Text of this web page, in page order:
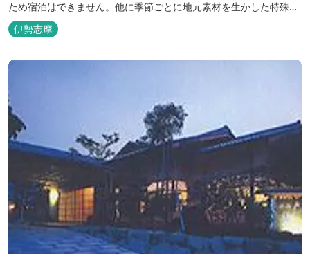
ため宿泊はできません。他に季節ごとに地元素材を生かした特殊料
理もお楽しみ頂けます。
伊勢志摩